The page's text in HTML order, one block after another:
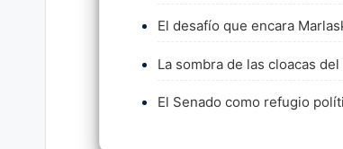
El desafío que encara
La sombra de las cloacas del
El Senado como refugio